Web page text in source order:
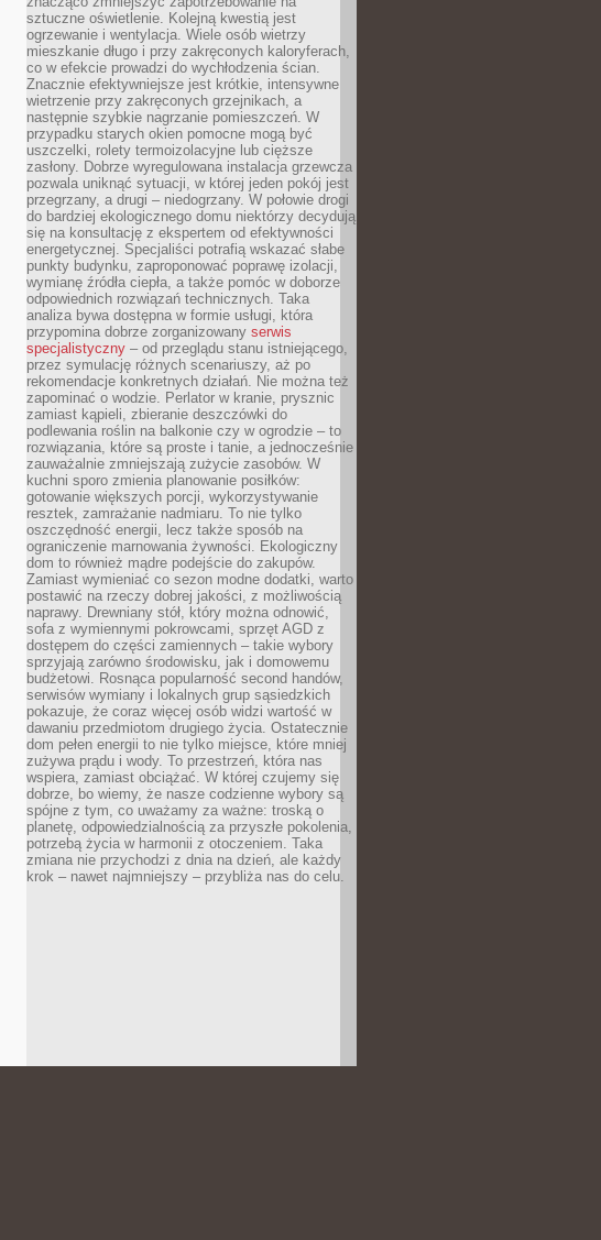
sztuczne oświetlenie. Kolejną kwestią jest
ogrzewanie i wentylacja. Wiele osób wietrzy
mieszkanie długo i przy zakręconych kaloryferach,
co w efekcie prowadzi do wychłodzenia ścian.
Znacznie efektywniejsze jest krótkie, intensywne
wietrzenie przy zakręconych grzejnikach, a
następnie szybkie nagrzanie pomieszczeń. W
przypadku starych okien pomocne mogą być
uszczelki, rolety termoizolacyjne lub cięższe
zasłony. Dobrze wyregulowana instalacja grzewcza
pozwala uniknąć sytuacji, w której jeden pokój jest
przegrzany, a drugi – niedogrzany. W połowie drogi
do bardziej ekologicznego domu niektórzy decydują
się na konsultację z ekspertem od efektywności
energetycznej. Specjaliści potrafią wskazać słabe
punkty budynku, zaproponować poprawę izolacji,
wymianę źródła ciepła, a także pomóc w doborze
odpowiednich rozwiązań technicznych. Taka
analiza bywa dostępna w formie usługi, która
przypomina dobrze zorganizowany serwis
specjalistyczny – od przeglądu stanu istniejącego,
przez symulację różnych scenariuszy, aż po
rekomendacje konkretnych działań. Nie można też
zapominać o wodzie. Perlator w kranie, prysznic
zamiast kąpieli, zbieranie deszczówki do
podlewania roślin na balkonie czy w ogrodzie – to
rozwiązania, które są proste i tanie, a jednocześnie
zauważalnie zmniejszają zużycie zasobów. W
kuchni sporo zmienia planowanie posiłków:
gotowanie większych porcji, wykorzystywanie
resztek, zamrażanie nadmiaru. To nie tylko
oszczędność energii, lecz także sposób na
ograniczenie marnowania żywności. Ekologiczny
dom to również mądre podejście do zakupów.
Zamiast wymieniać co sezon modne dodatki, warto
postawić na rzeczy dobrej jakości, z możliwością
naprawy. Drewniany stół, który można odnowić,
sofa z wymiennymi pokrowcami, sprzęt AGD z
dostępem do części zamiennych – takie wybory
sprzyjają zarówno środowisku, jak i domowemu
budżetowi. Rosnąca popularność second handów,
serwisów wymiany i lokalnych grup sąsiedzkich
pokazuje, że coraz więcej osób widzi wartość w
dawaniu przedmiotom drugiego życia. Ostatecznie
dom pełen energii to nie tylko miejsce, które mniej
zużywa prądu i wody. To przestrzeń, która nas
wspiera, zamiast obciążać. W której czujemy się
dobrze, bo wiemy, że nasze codzienne wybory są
spójne z tym, co uważamy za ważne: troską o
planetę, odpowiedzialnością za przyszłe pokolenia,
potrzebą życia w harmonii z otoczeniem. Taka
zmiana nie przychodzi z dnia na dzień, ale każdy
krok – nawet najmniejszy – przybliża nas do celu.